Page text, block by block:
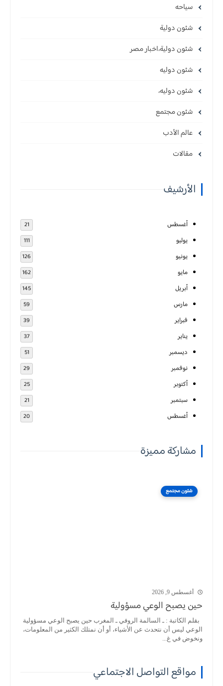
سياحه
شئون دولية
شئون دولية،اخبار مصر
شئون دوليه
شئون دوليه،
شئون مجتمع
عالم الأدب
مقالات
الأرشيف
أغسطس 21
يوليو 111
يونيو 126
مايو 162
أبريل 145
مارس 59
فبراير 39
يناير 37
ديسمبر 51
نوفمبر 29
أكتوبر 25
سبتمبر 21
أغسطس 20
مشاركة مميزة
شئون مجتمع
أغسطس 9, 2026
حين يصبح الوعي مسؤولية
بقلم الكاتبة : ـ السالمة الروفي ـ المغرب حين يصبح الوعي مسؤولية
الوعي ليس أن نتحدث عن الأشياء، أو أن نمتلك الكثير من المعلومات،
ونخوض في غ...
مواقع التواصل الاجتماعي